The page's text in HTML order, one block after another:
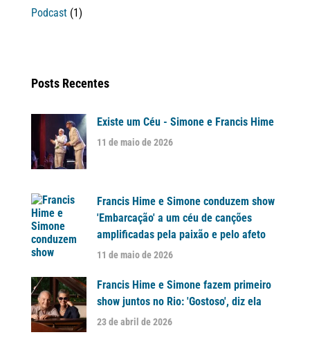
Podcast (1)
Posts Recentes
Existe um Céu - Simone e Francis Hime
11 de maio de 2026
Francis Hime e Simone conduzem show
'Embarcação' a um céu de canções
amplificadas pela paixão e pelo afeto
11 de maio de 2026
Francis Hime e Simone fazem primeiro
show juntos no Rio: 'Gostoso', diz ela
23 de abril de 2026